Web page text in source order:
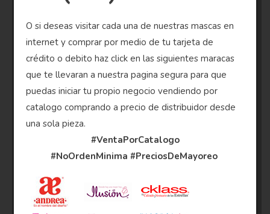
O si deseas visitar cada una de nuestras mascas en
internet y comprar por medio de tu tarjeta de
crédito o debito haz click en las siguientes maracas
que te llevaran a nuestra pagina segura para que
puedas iniciar tu propio negocio vendiendo por
catalogo comprando a precio de distribuidor desde
una sola pieza.
#VentaPorCatalogo
#NoOrdenMinima #PreciosDeMayoreo